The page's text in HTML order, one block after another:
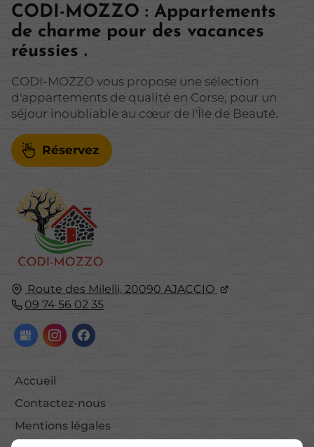
Route des Milelli, 20090 AJACCIO
09 74 56 02 35
Accueil
Contactez-nous
Mentions légales
CODI-MOZZO : Appartements
de charme pour des vacances
réussies .
CODI-MOZZO vous propose une sélection
d'appartements de qualité en Corse, pour un
séjour inoubliable au cœur de l'Île de Beauté.
Réservez